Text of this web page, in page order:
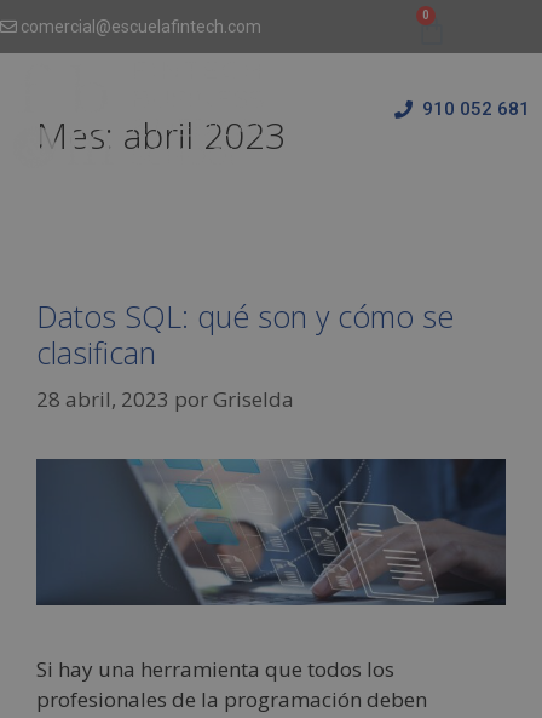
comercial@escuelafintech.com
910 052 681
Mes: abril 2023
Datos SQL: qué son y cómo se
clasifican
28 abril, 2023 por Griselda
Si hay una herramienta que todos los
profesionales de la programación deben